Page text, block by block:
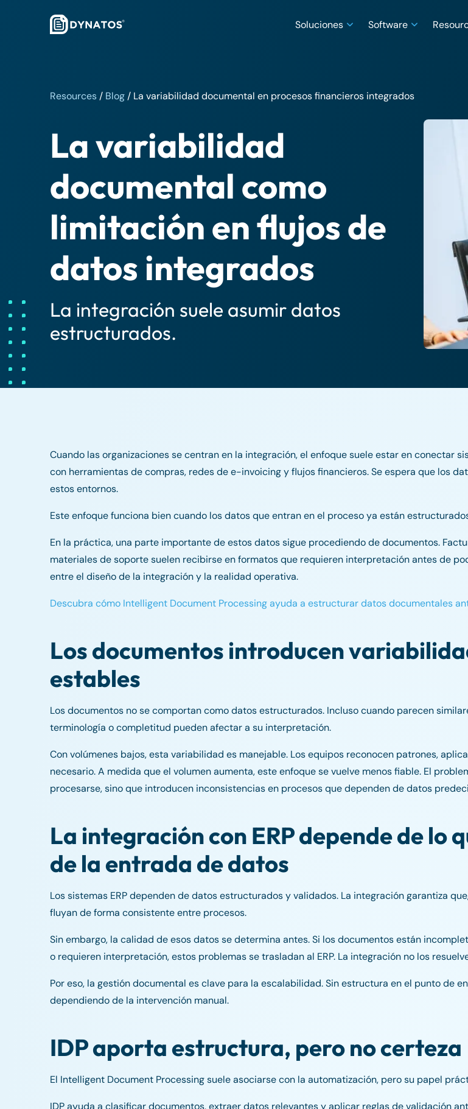
Soluciones Software
Resources / Blog / La variabilidad documental en procesos financieros integrados
La variabilidad
documental como
limitación en flujos de
datos integrados
La integración suele asumir datos
estructurados.
Cuando las organizaciones se centran en la integración, el enfoque suele estar en conectar
con herramientas de compras, redes de e-invoicing y flujos financieros. Se espera que los
estos entornos.
Este enfoque funciona bien cuando los datos que entran en el proceso ya están
En la práctica, una parte importante de estos datos sigue procediendo de documentos.
materiales de soporte suelen recibirse en formatos que requieren interpretación antes de
entre el diseño de la integración y la realidad operativa.
Descubra cómo Intelligent Document Processing ayuda a estructurar datos documentales
Los documentos introducen
estables
Los documentos no se comportan como datos estructurados. Incluso cuando parecen
terminología o completitud pueden afectar a su interpretación.
Con volúmenes bajos, esta variabilidad es manejable. Los equipos reconocen patrones,
necesario. A medida que el volumen aumenta, este enfoque se vuelve menos fiable. El
procesarse, sino que introducen inconsistencias en procesos que dependen de datos
La integración con ERP depende de lo
de la entrada de datos
Los sistemas ERP dependen de datos estructurados y validados. La integración garantiza
fluyan de forma consistente entre procesos.
Sin embargo, la calidad de esos datos se determina antes. Si los documentos están
o requieren interpretación, estos problemas se trasladan al ERP. La integración no los
Por eso, la gestión documental es clave para la escalabilidad. Sin estructura en el punto de
dependiendo de la intervención manual.
IDP aporta estructura, pero no certeza
El Intelligent Document Processing suele asociarse con la automatización, pero su papel